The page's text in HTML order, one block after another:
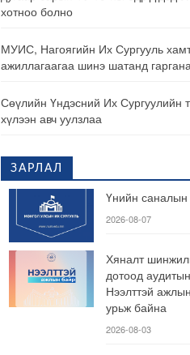
хотноо болно
МУИС, Нагоягийн Их Сургууль
ажиллагаагаа шинэ шатанд
Сөүлийн Үндэсний Их Сургуулийн
хүлээн авч уулзлаа
ЗАРЛАЛ
Үнийн саналын
2026-08-07
Хяналт
дотоод
Нээлттэй
урьж байна
2026-08-03